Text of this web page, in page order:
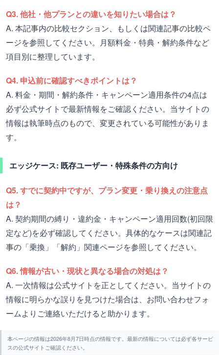
Q3. 他社・他プランとの違いを知りたい場合は？
A. 本記事内の比較セクション、もしくは関連記事の比較ペ
ージを参照してください。月額料金・特典・解約条件など
項目別に整理しています。
Q4. 申込前に確認すべきポイントは？
A. 料金・期間・解約条件・キャンペーン適用条件の4点は
必ず公式サイトで最新情報をご確認ください。当サイトの
情報は執筆時点のもので、変更されている可能性がありま
す。
エッジケース: 既存ユーザー・特殊条件の方向け
Q5. すでに契約中ですが、プラン変更・乗り換えの注意点
は？
A. 契約期間の縛り・違約金・キャンペーン適用回数(初回限
定など)を必ず確認してください。具体的なケースは関連記
事の「乗換」「解約」関連ページを参照してください。
Q6. 情報が古い・現状と異なる場合の対処は？
A. 一次情報は公式サイトを正としてください。当サイトの
情報に明らかな誤りを見つけた場合は、お問い合わせフォ
ームよりご連絡いただけると助かります。
本ページの情報は2026年8月7日時点の情報です。最新の情報については必ず各サービ
スの公式サイトご確認ください。